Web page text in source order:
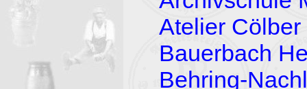
Atelier Cölber
Bauerbach
Behring-